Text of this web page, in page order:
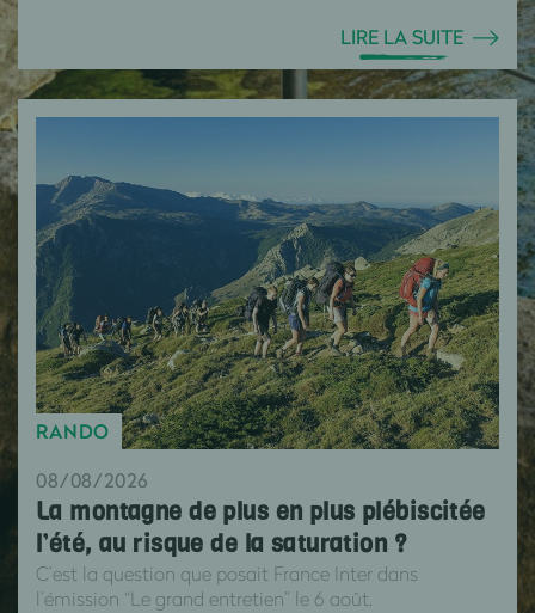
LIRE LA SUITE
RANDO
08/08/2026
La montagne de plus en plus plébiscitée
l’été, au risque de la saturation ?
C’est la question que posait France Inter dans
l’émission “Le grand entretien” le 6 août.